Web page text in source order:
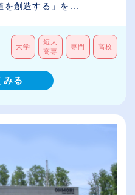
を創造する」を...
大学
短大
高専
専門 高校
みる